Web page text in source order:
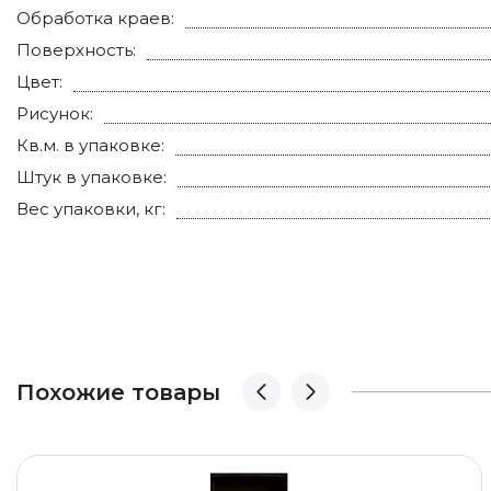
вытирайте насухо микрофиброй, чтобы не
Коротко о модели
Тип: настенная керамическая плитка. Цвет:
Страна-производитель: Испания.
Обработка краев:
Поверхность:
Цвет:
Рисунок:
Кв.м. в упаковке:
Штук в упаковке:
Вес упаковки, кг:
Похожие товары